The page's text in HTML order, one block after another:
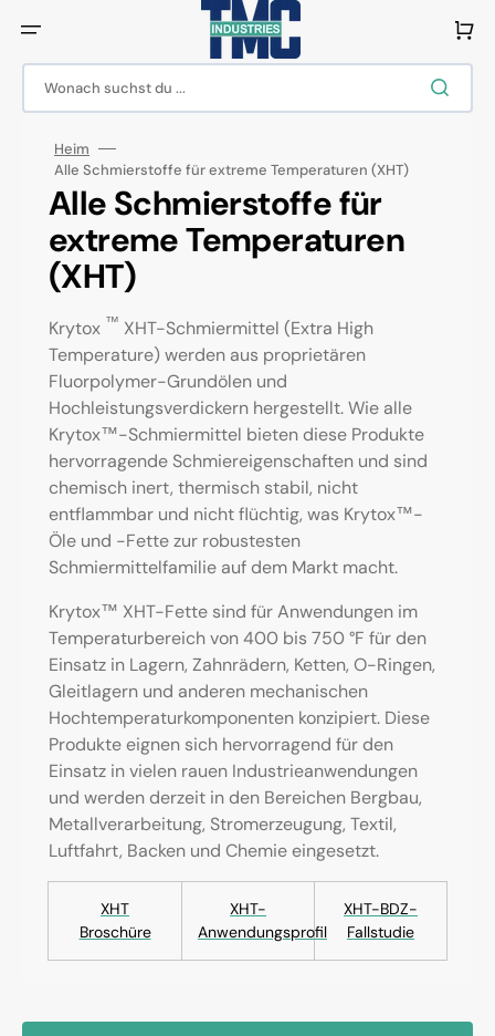
Inhalt
Wonach suchst du ...
Heim
Alle Schmierstoffe für extreme Temperaturen (XHT)
Kategorie:
Alle Schmierstoffe für
extreme Temperaturen
(XHT)
Krytox ™ XHT-Schmiermittel (Extra High
Temperature) werden aus proprietären
Fluorpolymer-Grundölen und
Hochleistungsverdickern hergestellt. Wie alle
Krytox™-Schmiermittel bieten diese Produkte
hervorragende Schmiereigenschaften und sind
chemisch inert, thermisch stabil, nicht
entflammbar und nicht flüchtig, was Krytox™-
Öle und -Fette zur robustesten
Schmiermittelfamilie auf dem Markt macht.
Krytox™ XHT-Fette sind für Anwendungen im
Temperaturbereich von 400 bis 750 °F für den
Einsatz in Lagern, Zahnrädern, Ketten, O-Ringen,
Gleitlagern und anderen mechanischen
Hochtemperaturkomponenten konzipiert. Diese
Produkte eignen sich hervorragend für den
Einsatz in vielen rauen Industrieanwendungen
und werden derzeit in den Bereichen Bergbau,
Metallverarbeitung, Stromerzeugung, Textil,
Luftfahrt, Backen und Chemie eingesetzt.
XHT
Broschüre
XHT-
Anwendungsprofil
XHT-BDZ-
Fallstudie